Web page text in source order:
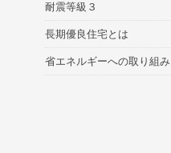
耐震等級３
長期優良住宅とは
省エネルギーへの取り組み